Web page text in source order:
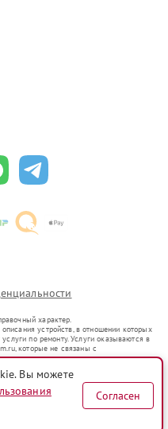
характер.
устройств, в отношении которых
по ремонту. Услуги оказываются в
которые не связаны с
представителями.
в гражданский оборот в соответствии
индивидуализации услуг или введения
о предоставляемых услугах по
офертой, определяемой
Вы можете
Согласен